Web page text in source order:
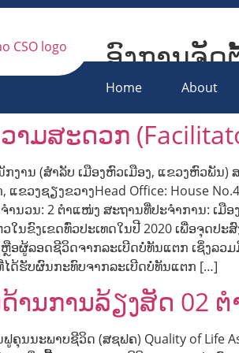
ອົງການຈັດ
Lao Civil
Home About
າມສະດວກ
ານ (ສຳລັບ ເມືອງຫົວເມືອງ, ແຂວງຫົວພັນ)
ແຂວງຊຽງຂວາງHead Office: House
ຳນວນ: 2 ຕຳແໜ່ງ ສະຖານທີ່ປະຈຳການ: ເມື
ໃນຂົງເຂດທົ່ວປະເທດໃນປີ 2020 ເພື່ອຈຸດປ
ອຜູ້ລອດຊີວິດຈາກລະເບີດບໍ່ທັນແຕກ ເຊິ່ງລ
ດ້ຮັບຜົນກະທົບຈາກລະເບີດບໍ່ທັນແຕກ […]
ານການລ້ຽງສັດ 02
ຄຸນນະພາບຊີວິດ (ສຊຟຄ) Quality of Life